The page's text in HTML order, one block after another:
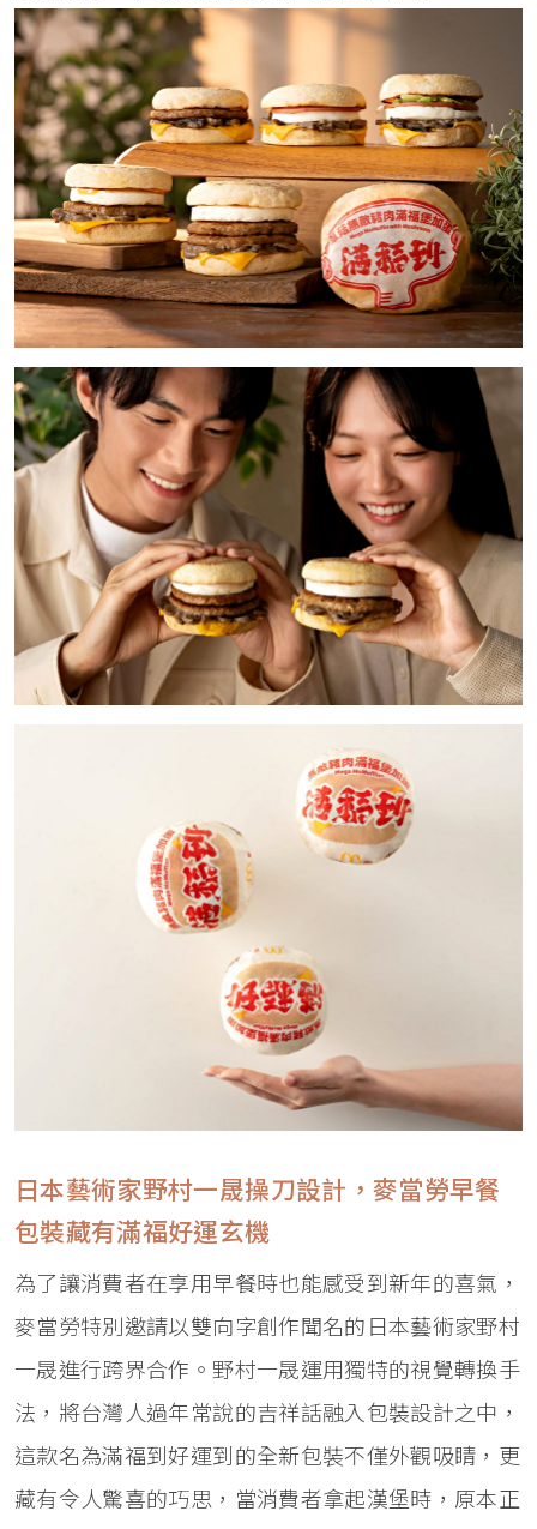
日本藝術家野村一晟操刀設計，麥當勞早餐
包裝藏有滿福好運玄機
為了讓消費者在享用早餐時也能感受到新年的喜氣，
麥當勞特別邀請以雙向字創作聞名的日本藝術家野村
一晟進行跨界合作。野村一晟運用獨特的視覺轉換手
法，將台灣人過年常說的吉祥話融入包裝設計之中，
這款名為滿福到好運到的全新包裝不僅外觀吸睛，更
藏有令人驚喜的巧思，當消費者拿起漢堡時，原本正